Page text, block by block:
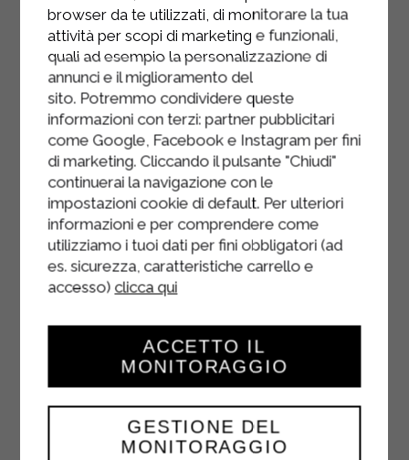
attacchino fra loro.
Riempire i conchiglioni con il
composto e adagiarli uno vicino
all’altro in una teglia oliata fino a
riempirla.
Unire i funghi tenuti da parte alla
besciamella rimasta e ricoprire i
conchiglioni; spolverizzare con il
restante formaggio grattugiato e
metterli in forno sotto il grill per circa
10 minuti, in modo ottenere una
crosticina dorata.
Servire i conchiglioni ripieni
immediatamente.
browser da te utilizzati, di monitorare la tua
attività per scopi di marketing e funzionali,
quali ad esempio la personalizzazione di
annunci e il miglioramento del
sito. Potremmo condividere queste
informazioni con terzi: partner pubblicitari
come Google, Facebook e Instagram per fini
di marketing. Cliccando il pulsante "Chiudi"
continuerai la navigazione con le
impostazioni cookie di default. Per ulteriori
informazioni e per comprendere come
utilizziamo i tuoi dati per fini obbligatori (ad
es. sicurezza, caratteristiche carrello e
accesso) clicca qui
GESTIONE DEL
MONITORAGGIO
ACCETTO IL
MONITORAGGIO